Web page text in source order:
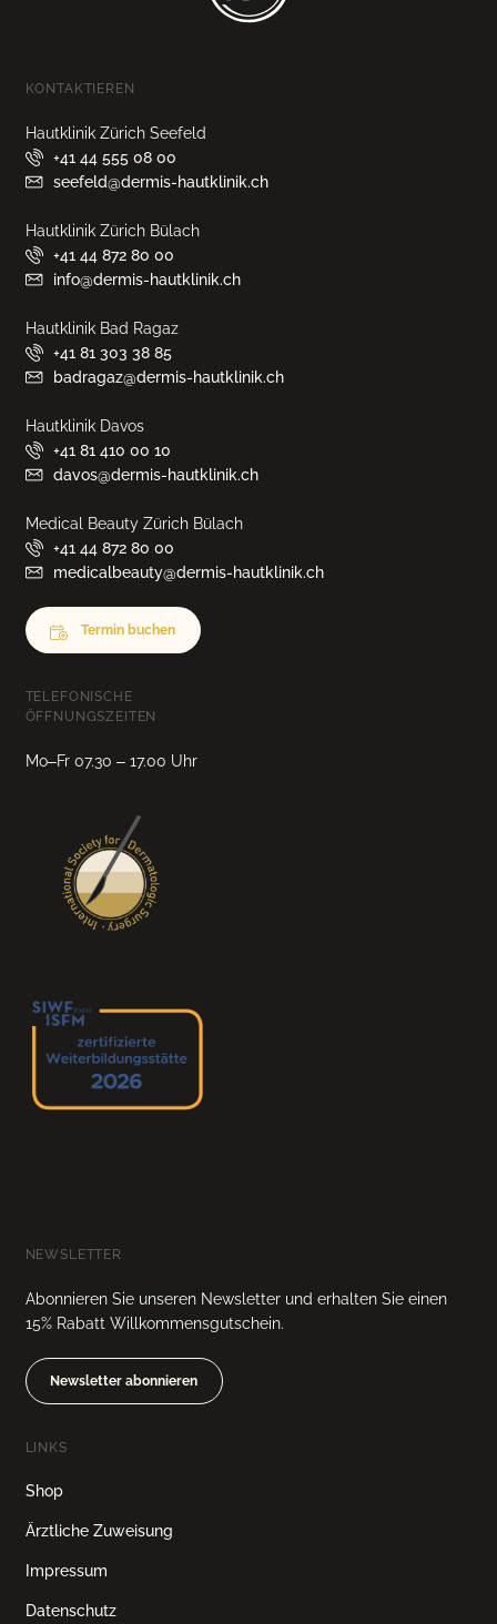
KONTAKTIEREN
Hautklinik Zürich Seefeld
+41 44 555 08 00
seefeld@dermis-hautklinik.ch
Hautklinik Zürich Bülach
+41 44 872 80 00
info@dermis-hautklinik.ch
Hautklinik Bad Ragaz
+41 81 303 38 85
badragaz@dermis-hautklinik.ch
Hautklinik Davos
+41 81 410 00 10
davos@dermis-hautklinik.ch
Medical Beauty Zürich Bülach
+41 44 872 80 00
medicalbeauty@dermis-hautklinik.ch
Termin buchen
TELEFONISCHE
ÖFFNUNGSZEITEN
Mo–Fr 07.30 – 17.00 Uhr
NEWSLETTER
Abonnieren Sie unseren Newsletter und erhalten Sie einen
15% Rabatt Willkommensgutschein.
Newsletter abonnieren
LINKS
Shop
Ärztliche Zuweisung
Impressum
Datenschutz